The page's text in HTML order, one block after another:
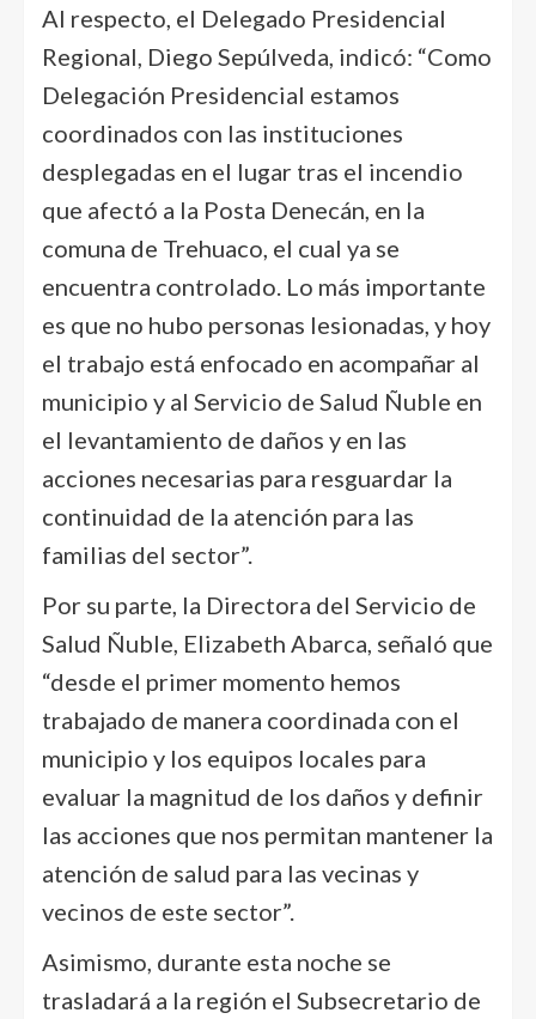
Al respecto, el Delegado Presidencial
Regional, Diego Sepúlveda, indicó: “Como
Delegación Presidencial estamos
coordinados con las instituciones
desplegadas en el lugar tras el incendio
que afectó a la Posta Denecán, en la
comuna de Trehuaco, el cual ya se
encuentra controlado. Lo más importante
es que no hubo personas lesionadas, y hoy
el trabajo está enfocado en acompañar al
municipio y al Servicio de Salud Ñuble en
el levantamiento de daños y en las
acciones necesarias para resguardar la
continuidad de la atención para las
familias del sector”.
Por su parte, la Directora del Servicio de
Salud Ñuble, Elizabeth Abarca, señaló que
“desde el primer momento hemos
trabajado de manera coordinada con el
municipio y los equipos locales para
evaluar la magnitud de los daños y definir
las acciones que nos permitan mantener la
atención de salud para las vecinas y
vecinos de este sector”.
Asimismo, durante esta noche se
trasladará a la región el Subsecretario de